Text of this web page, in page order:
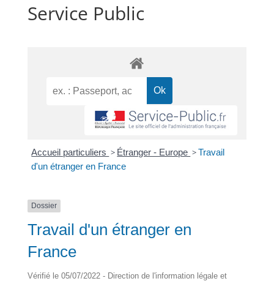
Service Public
Accueil particuliers > Étranger - Europe >Travail
d'un étranger en France
Dossier
Travail d'un étranger en
France
Vérifié le 05/07/2022 - Direction de l'information légale et